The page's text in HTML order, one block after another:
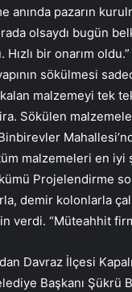
anında pazarın
olsaydı bugün
Hızlı bir onarım
sökülmesi
malzemeyi tek
Sökülen
malzemeleri en
Projelendirme
demir kolonlarla
verdi. “Müteahhit
Davraz İlçesi
Başkanı